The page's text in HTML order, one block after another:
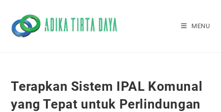
content
MENU
Terapkan Sistem IPAL Komunal
yang Tepat untuk Perlindungan